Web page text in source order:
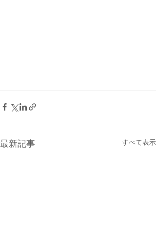
最新記事 すべて表示